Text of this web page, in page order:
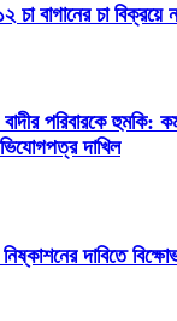
চা বাগানের চা
পরিবারকে হুমকি:
দাখিল
নিষ্কাশনের দাবিতে